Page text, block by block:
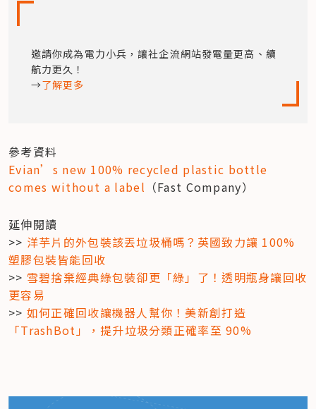
邀請你成為電力小兵，讓社企流網站發電量更高、續
航力更久！
→了解更多
Evian’s new 100% recycled plastic bottle
comes without a label （Fast Company）
延伸閱讀
>> 洋芋片的外包裝該丟垃圾桶嗎？英國致力讓 100%
塑膠包裝皆能回收
>> 雪碧捨棄經典綠包裝卻更「綠」了！透明瓶身讓回收
更容易
>> 如何正確回收讓機器人幫你！美新創打造
「TrashBot」，提升垃圾分類正確率至 90%